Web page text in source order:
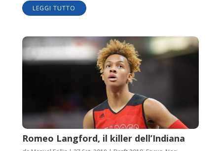
LEGGI TUTTO
Romeo Langford, il killer dell’Indiana